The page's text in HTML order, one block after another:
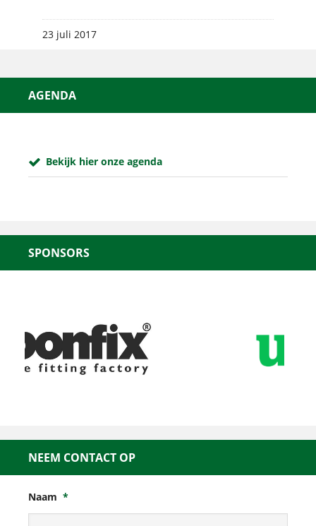
23 juli 2017
AGENDA
Bekijk hier onze agenda
SPONSORS
NEEM CONTACT OP
Naam *